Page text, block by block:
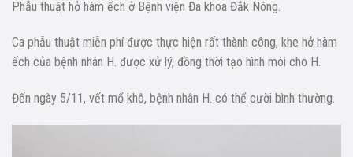
Phẫu thuật hở hàm ếch ở Bệnh viện Đa khoa Đắk Nông.
Ca phẫu thuật miễn phí được thực hiện rất thành công, khe hở hàm
ếch của bệnh nhân H. được xử lý, đồng thời tạo hình môi cho H.
Đến ngày 5/11, vết mổ khô, bệnh nhân H. có thể cười bình thường.